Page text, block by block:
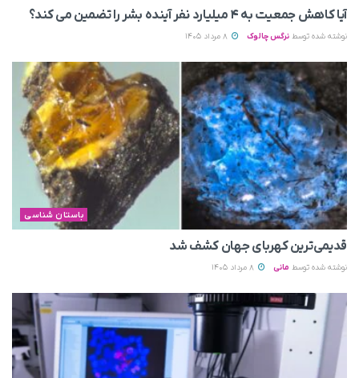
آیا کاهش جمعیت به ۴ میلیارد نفر آینده بشر را تضمین می‌ کند؟
نوشته شده توسط نرگس چالوک
باستان شناسی
قدیمی‌ترین کهربای جهان کشف شد
نوشته شده توسط مانی